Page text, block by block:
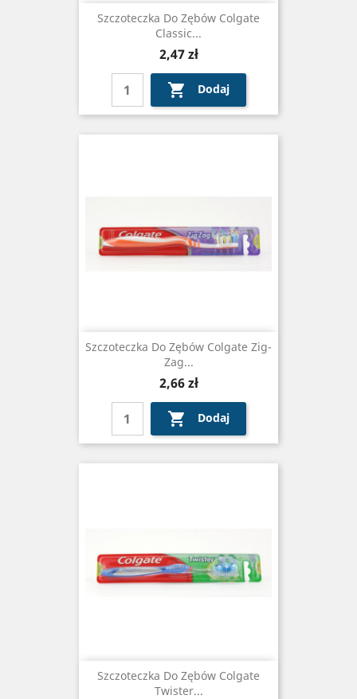
Szczoteczka Do Zębów Colgate
Classic...
Cena
2,47 zł
 Dodaj
Szczoteczka Do Zębów Colgate Zig-
Zag...
Cena
2,66 zł
 Dodaj
Szczoteczka Do Zębów Colgate
Twister...